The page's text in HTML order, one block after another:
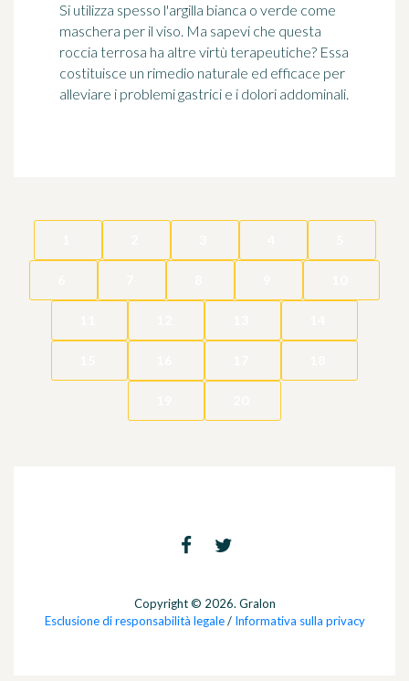
Si utilizza spesso l'argilla bianca o verde come
maschera per il viso. Ma sapevi che questa
roccia terrosa ha altre virtù terapeutiche? Essa
costituisce un rimedio naturale ed efficace per
alleviare i problemi gastrici e i dolori addominali.
Copyright © 2026. Gralon
Esclusione di responsabilità legale/ Informativa sulla privacy